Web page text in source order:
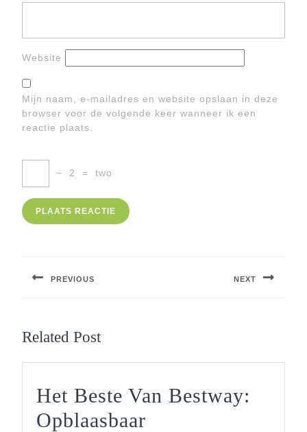
Website
Mijn naam, e-mailadres en website opslaan in deze
browser voor de volgende keer wanneer ik een
reactie plaats.
− 2 = two
PREVIOUS NEXT
Related Post
Het Beste Van Bestway:
Opblaasbaar